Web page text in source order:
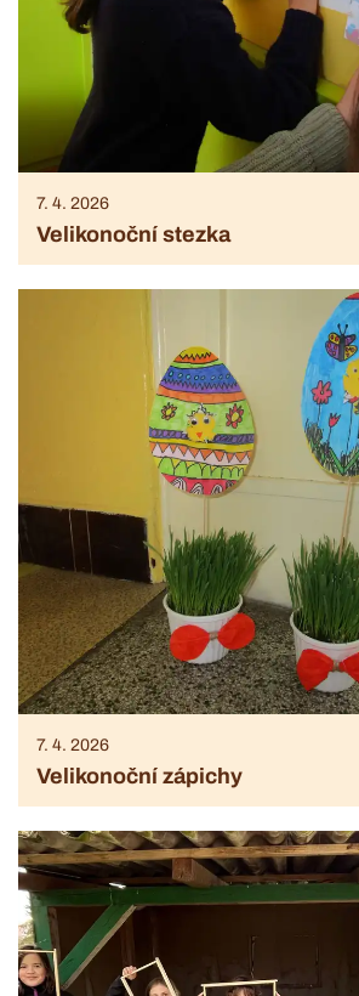
7. 4. 2026
Velikonoční stezka
7. 4. 2026
Velikonoční zápichy